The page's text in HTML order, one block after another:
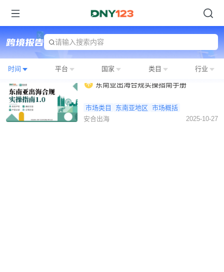
请输入搜索内容
时间 平台 国家 类目 行业
东南亚出海合规实操指南手册
市场类目 东南亚地区 市场概括
安合出海
2025-10-27